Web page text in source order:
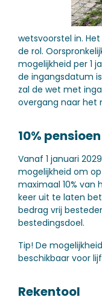
wetsvoorstel in.
de rol.
mogelijkheid per 1
de ingangsdatum
zal de wet met
overgang naar het
10%
Vanaf 1 januari
mogelijkheid om
maximaal 10% van
keer uit te laten
bedrag vrij
bestedingsdoel.
Tip! De
beschikbaar voor
Rekentool